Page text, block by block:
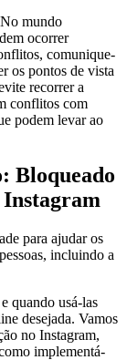
No mundo
ocorrer
comunique-
os pontos de vista
recorrer a
conflitos com
podem levar ao
Bloqueado
para ajudar os
incluindo a
quando usá-las
desejada. Vamos
no Instagram,
implementá-